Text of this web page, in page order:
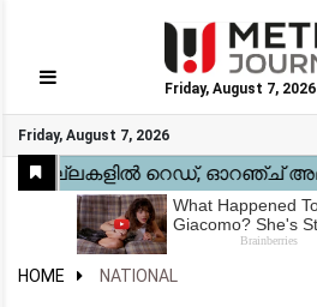
Friday, August 7, 2026
Friday, August 7, 2026
GO
Home
Kerala
National
Gulf
World
Sports
Movies
Health
Automobile
Travel
Education
Novel
Business
Technology
Webstory
HOME NATIONAL